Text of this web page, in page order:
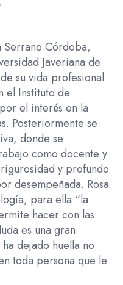
Serrano Córdoba,
Javeriana de
su vida profesional
el Instituto de
el interés en la
Posteriormente se
donde se
como docente y
y profundo
desempeñada. Rosa
para ella “la
hacer con las
es una gran
dejado huella no
toda persona que le